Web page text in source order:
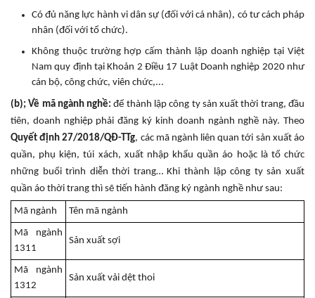
Có đủ năng lực hành vi dân sự (đối với cá nhân), có tư cách pháp
nhân (đối với tổ chức).
Không thuộc trường hợp cấm thành lập doanh nghiệp tại Việt
Nam quy định tại Khoản 2 Điều 17 Luật Doanh nghiệp 2020 như
cán bộ, công chức, viên chức,...
(b); Về mã ngành nghề: để thành lập công ty sản xuất thời trang, đầu
tiên, doanh nghiệp phải đăng ký kinh doanh ngành nghề này. Theo
Quyết định 27/2018/QĐ-TTg, các mã ngành liên quan tới sản xuất áo
quần, phụ kiện, túi xách, xuất nhập khẩu quần áo hoặc là tổ chức
những buổi trình diễn thời trang… Khi thành lập công ty sản xuất
quần áo thời trang thì sẽ tiến hành đăng ký ngành nghề như sau:
Mã ngành Tên mã ngành
Mã ngành
1311
Sản xuất sợi
Mã ngành
1312
Sản xuất vải dệt thoi